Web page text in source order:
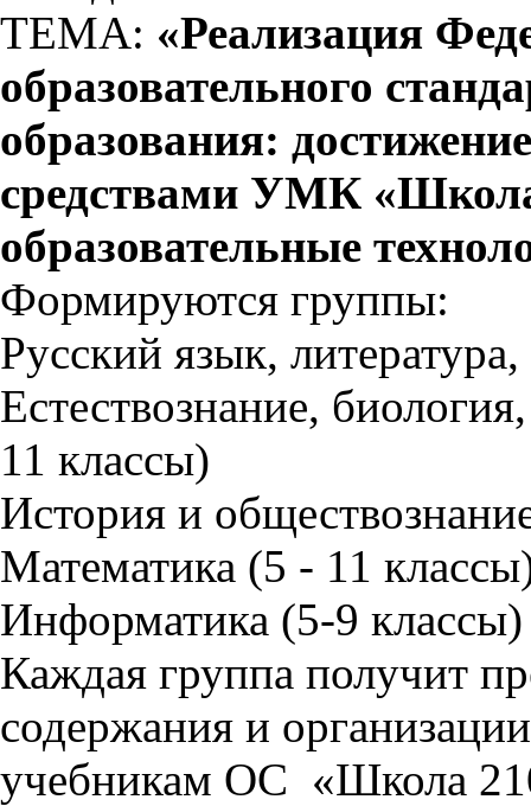
ТЕМА: «Реализация
образовательного
образования:
средствами УМК
образовательные
Формируются группы:
Русский язык,
Естествознание,
11 классы)
История и
Математика (5 - 11
Информатика (5-9 классы)
Каждая группа получит
содержания и
учебникам ОС «Школа